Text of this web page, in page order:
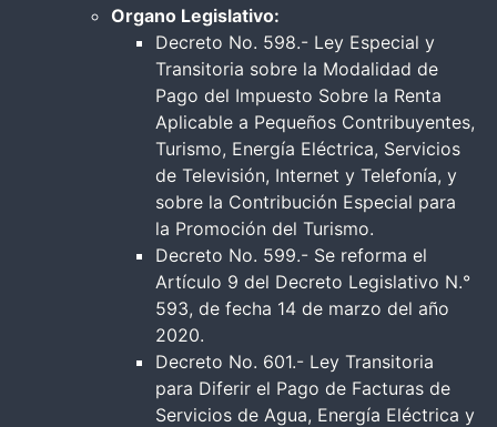
Organo Legislativo:
Decreto No. 598.- Ley Especial y
Transitoria sobre la Modalidad de
Pago del Impuesto Sobre la Renta
Aplicable a Pequeños Contribuyentes,
Turismo, Energía Eléctrica, Servicios
de Televisión, Internet y Telefonía, y
sobre la Contribución Especial para
la Promoción del Turismo.
Decreto No. 599.- Se reforma el
Artículo 9 del Decreto Legislativo N.°
593, de fecha 14 de marzo del año
2020.
Decreto No. 601.- Ley Transitoria
para Diferir el Pago de Facturas de
Servicios de Agua, Energía Eléctrica y